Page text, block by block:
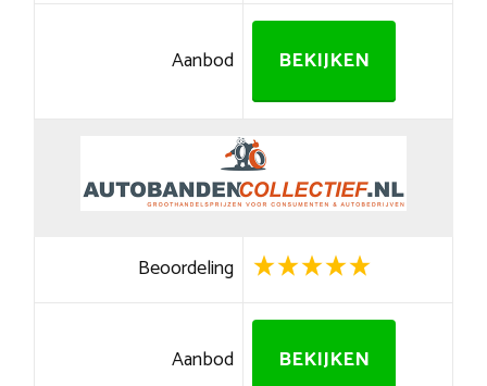
Aanbod BEKIJKEN
Beoordeling
Aanbod BEKIJKEN